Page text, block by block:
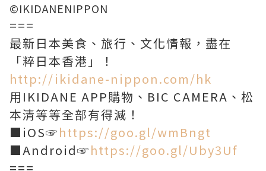
©IKIDANENIPPON
===
最新日本美食、旅行、文化情報，盡在
「粹日本香港」！
http://ikidane-nippon.com/hk
用IKIDANE APP購物、BIC CAMERA、松
本清等等全部有得減！
■iOS☞https://goo.gl/wmBngt
■Android☞https://goo.gl/Uby3Uf